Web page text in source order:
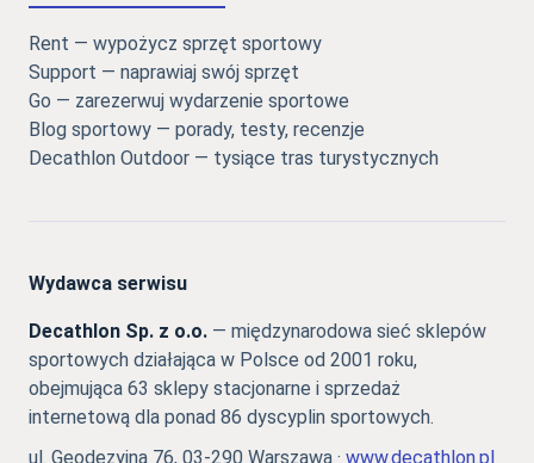
Rent — wypożycz sprzęt sportowy
Support — naprawiaj swój sprzęt
Go — zarezerwuj wydarzenie sportowe
Blog sportowy — porady, testy, recenzje
Decathlon Outdoor — tysiące tras turystycznych
Wydawca serwisu
Decathlon Sp. z o.o. — międzynarodowa sieć sklepów
sportowych działająca w Polsce od 2001 roku,
obejmująca 63 sklepy stacjonarne i sprzedaż
internetową dla ponad 86 dyscyplin sportowych.
ul. Geodezyjna 76, 03-290 Warszawa · www.decathlon.pl